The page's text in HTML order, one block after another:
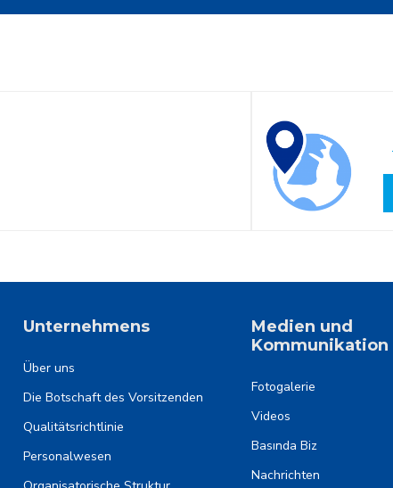
Unternehmens
Über uns
Die Botschaft des Vorsitzenden
Qualitätsrichtlinie
Personalwesen
Medien und
Kommunikation
Fotogalerie
Videos
Basında Biz
Nachrichten